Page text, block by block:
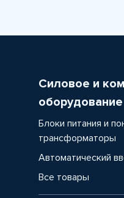
Силовое и
оборудование
Блоки питания и
трансформаторы
Автоматический
Все товары